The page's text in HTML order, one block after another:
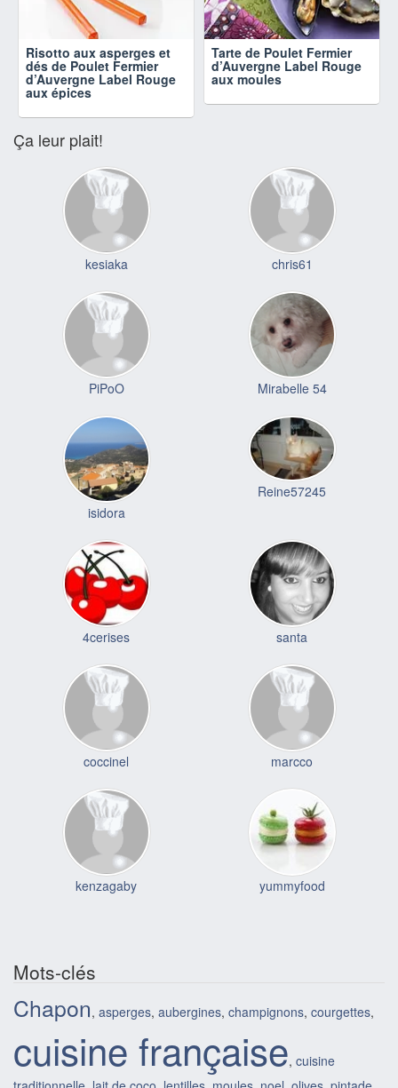
Risotto aux asperges et
dés de Poulet Fermier
d’Auvergne Label Rouge
aux épices
Tarte de Poulet Fermier
d’Auvergne Label Rouge
aux moules
Ça leur plait!
kesiaka chris61
PiPoO Mirabelle 54
isidora
Reine57245
4cerises santa
coccinel marcco
kenzagaby yummyfood
Mots-clés
Chapon, asperges, aubergines, champignons, courgettes,
cuisine française, cuisine